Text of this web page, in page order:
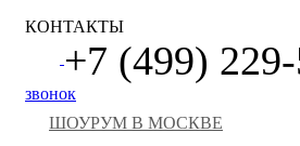
КОНТАКТЫ
+7 (499)
звонок
ШОУРУМ В МОСКВЕ